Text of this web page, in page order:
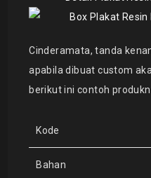
Cinderamata, tanda
apabila dibuat custom
berikut ini contoh
Kode
Bahan